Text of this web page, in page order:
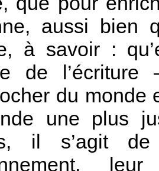
aussi bien
à savoir :
de
du monde
une plus
il s’agit